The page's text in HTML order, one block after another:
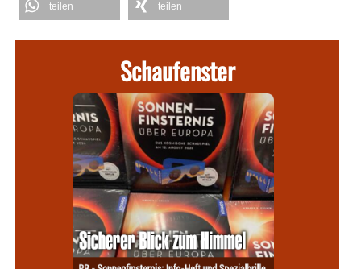
teilen teilen
Schaufenster